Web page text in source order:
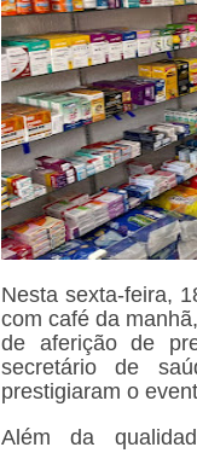
Nesta sexta-feira,
com café da
de aferição de
secretário de
prestigiaram o
Além da